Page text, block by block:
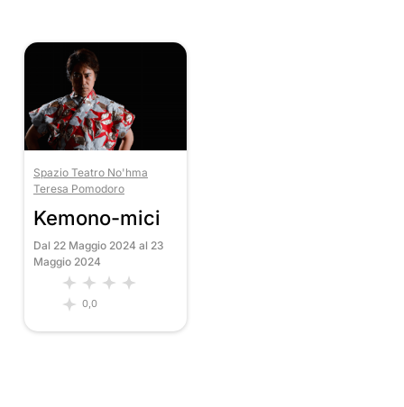
Spazio Teatro No'hma
Teresa Pomodoro
Kemono-mici
Dal 22 Maggio 2024 al 23
Maggio 2024
0,0